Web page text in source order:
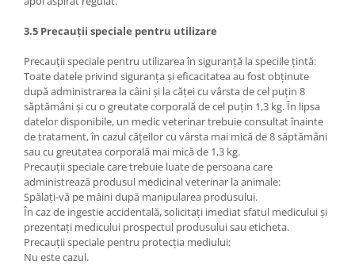
3.5 Precauții speciale pentru utilizare
Precauții speciale pentru utilizarea în siguranță la speciile țintă:
Toate datele privind siguranța și eficacitatea au fost obținute
după administrarea la câini și la căței cu vârsta de cel puțin 8
săptămâni și cu o greutate corporală de cel puțin 1,3 kg. În lipsa
datelor disponibile, un medic veterinar trebuie consultat înainte
de tratament, în cazul cățeilor cu vârsta mai mică de 8 săptămâni
sau cu greutatea corporală mai mică de 1,3 kg.
Precauții speciale care trebuie luate de persoana care
administrează produsul medicinal veterinar la animale:
Spălați-vă pe mâini după manipularea produsului.
În caz de ingestie accidentală, solicitați imediat sfatul medicului și
prezentați medicului prospectul produsului sau eticheta.
Precauții speciale pentru protecția mediului:
Nu este cazul.